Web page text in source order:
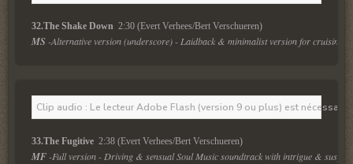
32.The Shake Down 2:30 (Evert Verhees/Bert Verschueren)
MS -Alternative version (underscore) - Laidback & minimalist version for cruising
Clip audio : Le lecteur Adobe Flash (version 9 ou plus) est
33.The Fugitive 2:38 (Evert Verhees/Bert Verschueren)
MF -Full version - Driving & sensual Soul Music soundtrack with intrigue &